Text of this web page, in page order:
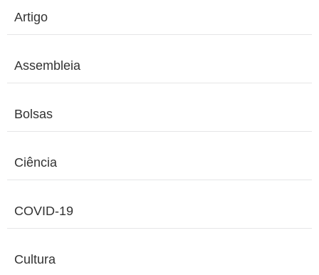
Artigo
Assembleia
Bolsas
Ciência
COVID-19
Cultura